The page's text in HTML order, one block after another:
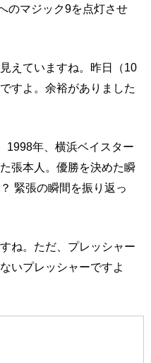
のマジック9を点灯させ
えていますね。昨日（10
すよ。余裕がありました
1998年、横浜ベイスター
張本人。優勝を決めた瞬
緊張の瞬間を振り返っ
ね。ただ、プレッシャー
いプレッシャーですよ